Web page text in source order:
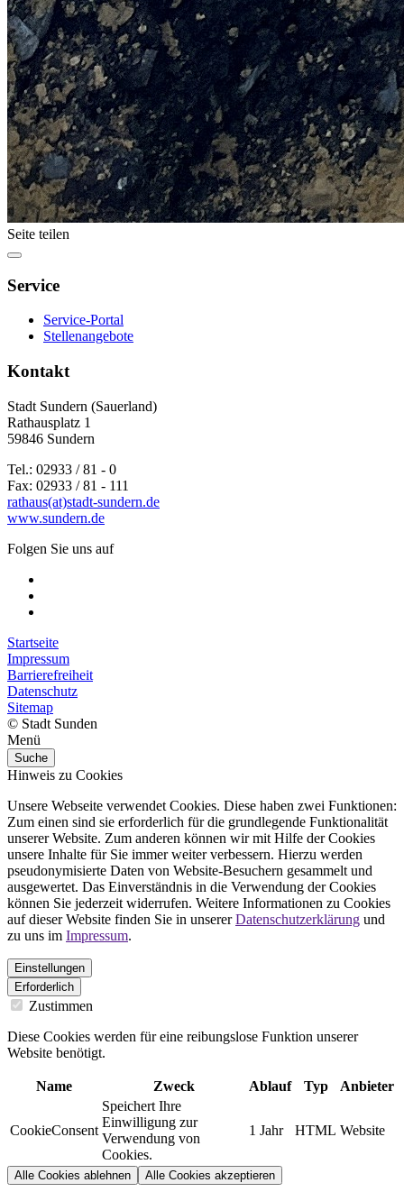
Seite teilen
Service
Service-Portal
Stellenangebote
Kontakt
Stadt Sundern (Sauerland)
Rathausplatz 1
59846 Sundern
Tel.: 02933 / 81 - 0
Fax: 02933 / 81 - 111
rathaus(at)stadt-sundern.de
www.sundern.de
Folgen Sie uns auf
Startseite
Impressum
Barrierefreiheit
Datenschutz
Sitemap
© Stadt Sunden
Menü
Suche
Hinweis zu Cookies
Unsere Webseite verwendet Cookies. Diese haben zwei Funktionen:
Zum einen sind sie erforderlich für die grundlegende Funktionalität
unserer Website. Zum anderen können wir mit Hilfe der Cookies
unsere Inhalte für Sie immer weiter verbessern. Hierzu werden
pseudonymisierte Daten von Website-Besuchern gesammelt und
ausgewertet. Das Einverständnis in die Verwendung der Cookies
können Sie jederzeit widerrufen. Weitere Informationen zu Cookies
auf dieser Website finden Sie in unsererDatenschutzerklärung und
zu uns im Impressum.
Einstellungen
Erforderlich
Zustimmen
Diese Cookies werden für eine reibungslose Funktion unserer
Website benötigt.
Name Zweck Ablauf Typ Anbieter
CookieConsent
Speichert Ihre
Einwilligung zur
Verwendung von
Cookies.
1 Jahr HTML Website
Alle Cookies ablehnen Alle Cookies akzeptieren